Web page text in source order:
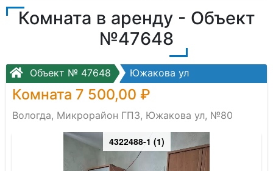
Комната в аренду - Объект
№47648
Объект № 47648 Южакова ул
Комната 7 500,00 ₽
Вологда, Микрорайон ГПЗ, Южакова ул, №80
4322488-1 (1)